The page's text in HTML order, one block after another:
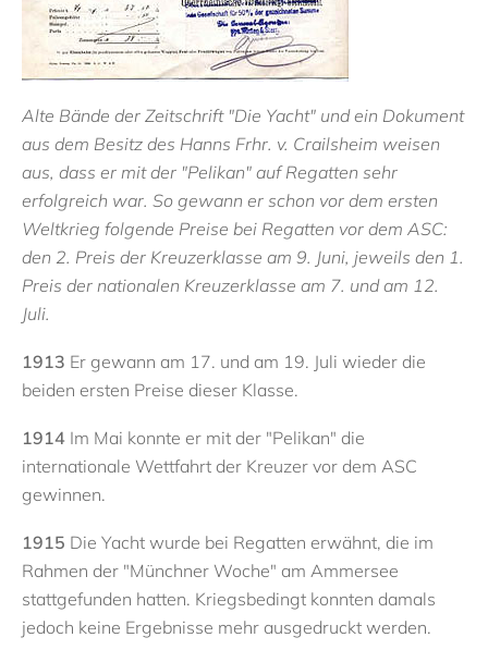
Alte Bände der Zeitschrift "Die Yacht" und ein Dokument
aus dem Besitz des Hanns Frhr. v. Crailsheim weisen
aus, dass er mit der "Pelikan" auf Regatten sehr
erfolgreich war. So gewann er schon vor dem ersten
Weltkrieg folgende Preise bei Regatten vor dem ASC:
den 2. Preis der Kreuzerklasse am 9. Juni, jeweils den 1.
Preis der nationalen Kreuzerklasse am 7. und am 12.
Juli.
1913 Er gewann am 17. und am 19. Juli wieder die
beiden ersten Preise dieser Klasse.
1914 Im Mai konnte er mit der "Pelikan" die
internationale Wettfahrt der Kreuzer vor dem ASC
gewinnen.
1915 Die Yacht wurde bei Regatten erwähnt, die im
Rahmen der "Münchner Woche" am Ammersee
stattgefunden hatten. Kriegsbedingt konnten damals
jedoch keine Ergebnisse mehr ausgedruckt werden.